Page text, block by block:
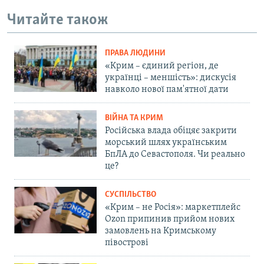
Читайте також
ПРАВА ЛЮДИНИ
«Крим – єдиний регіон, де
українці – меншість»: дискусія
навколо нової пам'ятної дати
ВІЙНА ТА КРИМ
Російська влада обіцяє закрити
морський шлях українським
БпЛА до Севастополя. Чи реально
це?
СУСПІЛЬСТВО
«Крим – не Росія»: маркетплейс
Ozon припинив прийом нових
замовлень на Кримському
півострові